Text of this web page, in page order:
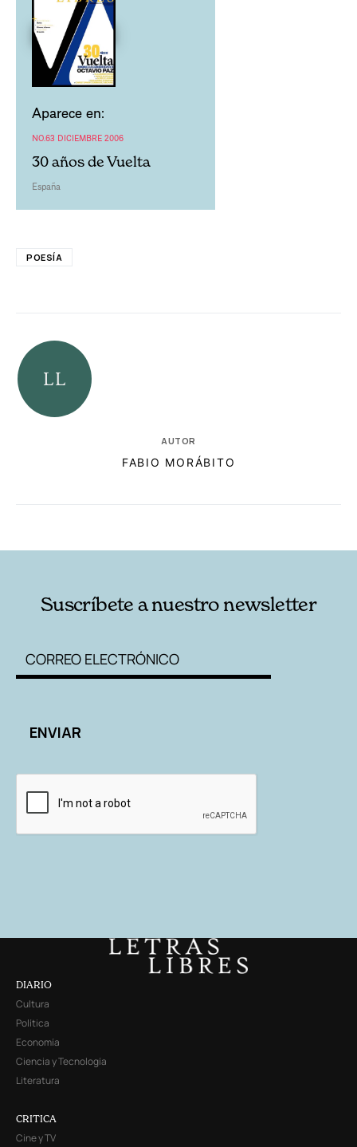
Aparece en:
NO.63 DICIEMBRE 2006
30 años de Vuelta
España
POESÍA
AUTOR
FABIO MORÁBITO
Suscríbete a nuestro newsletter
DIARIO
Cultura
Política
Economía
Ciencia y Tecnología
Literatura
CRITICA
Cine y TV